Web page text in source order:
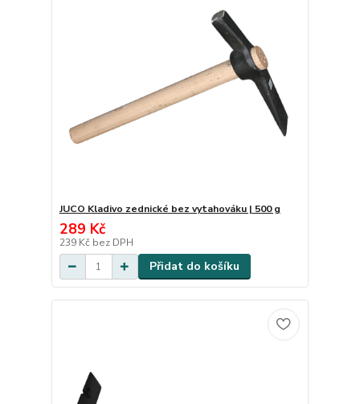
JUCO Kladivo zednické bez vytahováku | 500 g
289 Kč
239 Kč bez DPH
Přidat do košíku